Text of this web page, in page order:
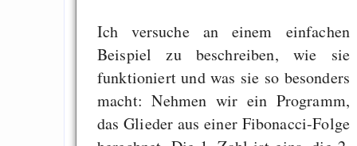
Ich versuche an einem einfachen
Beispiel zu beschreiben, wie sie
funktioniert und was sie so besonders
macht: Nehmen wir ein Programm,
das Glieder aus einer Fibonacci-Folge